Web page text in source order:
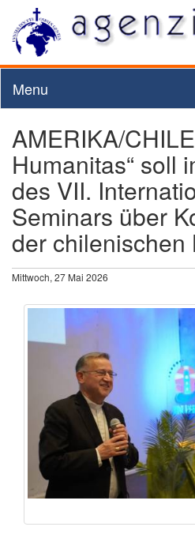
Menu
AMERIKA/
Humanitas“ soll
des VII.
Seminars über
der chilenischen
Mittwoch, 27 Mai 2026